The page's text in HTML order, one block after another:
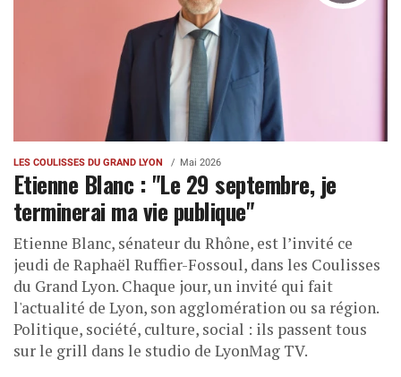
LES COULISSES DU GRAND LYON Mai 2026
Etienne Blanc : "Le 29 septembre, je
terminerai ma vie publique"
Etienne Blanc, sénateur du Rhône, est l’invité ce
jeudi de Raphaël Ruffier-Fossoul, dans les Coulisses
du Grand Lyon. Chaque jour, un invité qui fait
l'actualité de Lyon, son agglomération ou sa région.
Politique, société, culture, social : ils passent tous
sur le grill dans le studio de LyonMag TV.